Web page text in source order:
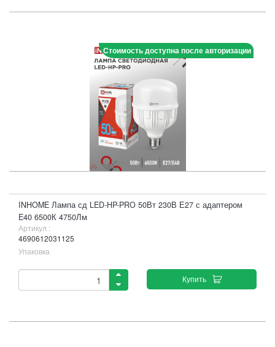
Стоимость доступна после авторизации
INHOME Лампа сд LED-HP-PRO 50Вт 230В Е27 с адаптером
E40 6500К 4750Лм
Артикул :
4690612031125
Упаковка
Купить